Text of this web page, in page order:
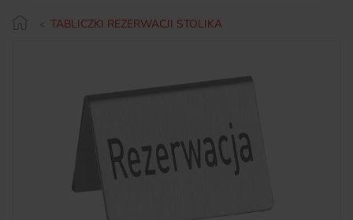
TABLICZKI REZERWACJI STOLIKA